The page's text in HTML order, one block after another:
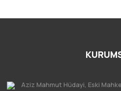
Aziz Mahmut Hüdayi, Eski